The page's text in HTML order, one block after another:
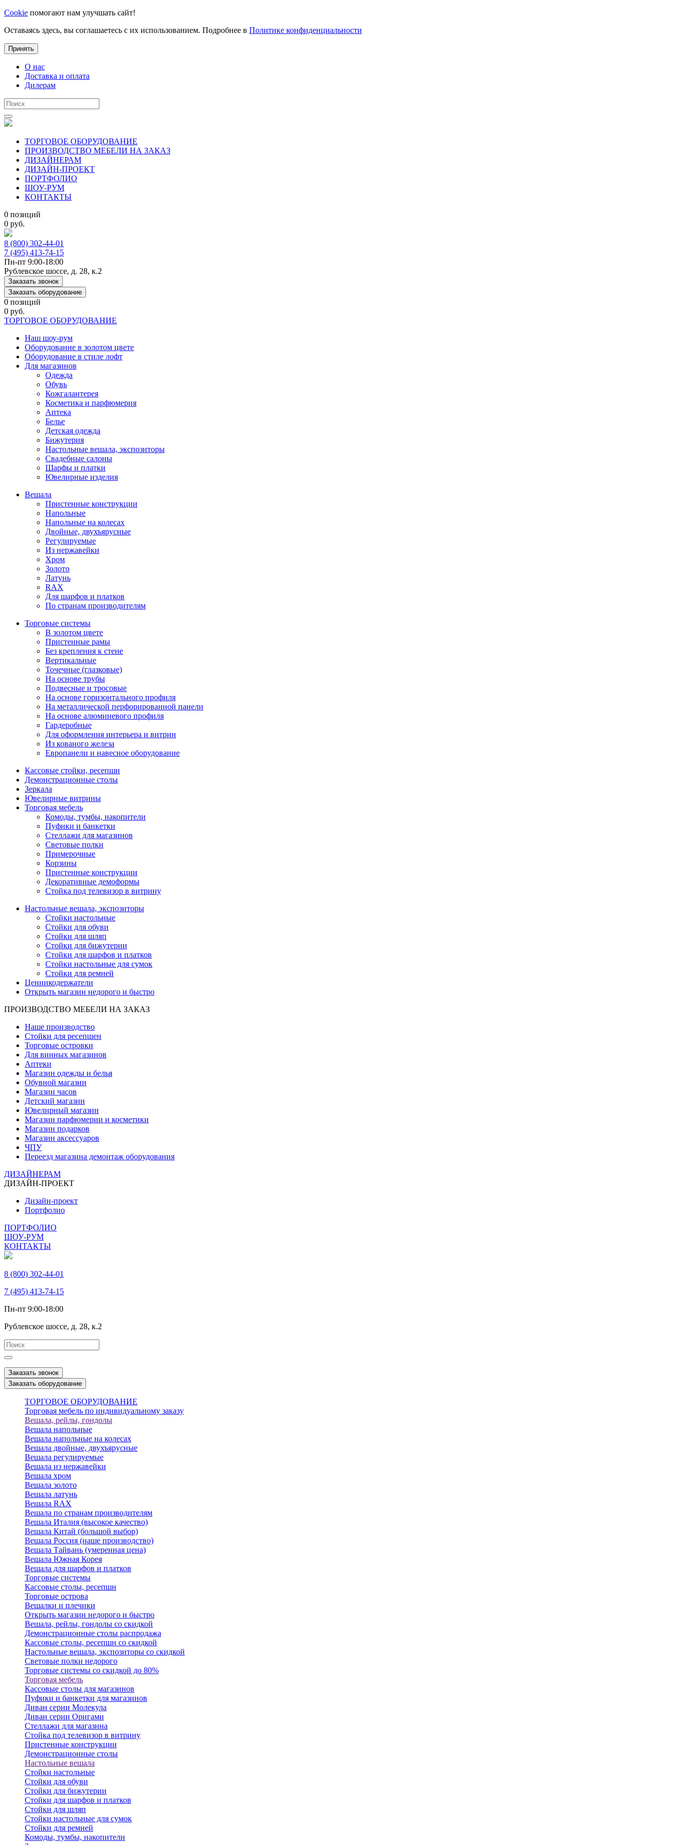
Cookie помогают нам улучшать сайт!
Оставаясь здесь, вы соглашаетесь с их использованием. Подробнее в Политике конфиденциальности
Принять
О нас
Доставка и оплата
Дилерам
ТОРГОВОЕ ОБОРУДОВАНИЕ
ПРОИЗВОДСТВО МЕБЕЛИ НА ЗАКАЗ
ДИЗАЙНЕРАМ
ДИЗАЙН-ПРОЕКТ
ПОРТФОЛИО
ШОУ-РУМ
КОНТАКТЫ
0 позиций
0 руб.
8 (800) 302-44-01
7 (495) 413-74-15
Пн-пт 9:00-18:00
Рублевское шоссе, д. 28, к.2
Заказать звонок
Заказать оборудование
0 позиций
0 руб.
ТОРГОВОЕ ОБОРУДОВАНИЕ
Наш шоу-рум
Оборудование в золотом цвете
Оборудование в стиле лофт
Для магазинов
Одежда
Обувь
Кожгалантерея
Косметика и парфюмерия
Аптека
Белье
Детская одежда
Бижутерия
Настольные вешала, экспозиторы
Свадебные салоны
Шарфы и платки
Ювелирные изделия
Вешала
Пристенные конструкции
Напольные
Напольные на колесах
Двойные, двухъярусные
Регулируемые
Из нержавейки
Хром
Золото
Латунь
RAX
Для шарфов и платков
По странам производителям
Торговые системы
В золотом цвете
Пристенные рамы
Без крепления к стене
Вертикальные
Точечные (глазковые)
На основе трубы
Подвесные и тросовые
На основе горизонтального профиля
На металлической перфорированной панели
На основе алюминевого профиля
Гардеробные
Для оформления интерьера и витрин
Из кованого железа
Европанели и навесное оборудование
Кассовые стойки, ресепшн
Демонстрационные столы
Зеркала
Ювелирные витрины
Торговая мебель
Комоды, тумбы, накопители
Пуфики и банкетки
Стеллажи для магазинов
Световые полки
Примерочные
Корзины
Пристенные конструкции
Декоративные демоформы
Стойка под телевизор в витрину
Настольные вешала, экспозиторы
Стойки настольные
Стойки для обуви
Стойки для шляп
Стойки для бижутерии
Стойки для шарфов и платков
Стойки настольные для сумок
Стойки для ремней
Ценникодержатели
Открыть магазин недорого и быстро
ПРОИЗВОДСТВО МЕБЕЛИ НА ЗАКАЗ
Наше производство
Стойки для ресепшен
Торговые островки
Для винных магазинов
Аптеки
Магазин одежды и белья
Обувной магазин
Магазин часов
Детский магазин
Ювелирный магазин
Магазин парфюмерии и косметики
Магазин подарков
Магазин аксессуаров
ЧПУ
Переезд магазина демонтаж оборудования
ДИЗАЙНЕРАМ
ДИЗАЙН-ПРОЕКТ
Дизайн-проект
Портфолио
ПОРТФОЛИО
ШОУ-РУМ
КОНТАКТЫ
8 (800) 302-44-01
7 (495) 413-74-15
Пн-пт 9:00-18:00
Рублевское шоссе, д. 28, к.2
Заказать звонок
Заказать оборудование
ТОРГОВОЕ ОБОРУДОВАНИЕ
Торговая мебель по индивидуальному заказу
Вешала, рейлы, гондолы
Вешала напольные
Вешала напольные на колесах
Вешала двойные, двухъярусные
Вешала регулируемые
Вешала из нержавейки
Вешала хром
Вешала золото
Вешала латунь
Вешала RAX
Вешала по странам производителям
Вешала Италия (высокое качество)
Вешала Китай (большой выбор)
Вешала Россия (наше производство)
Вешала Тайвань (умеренная цена)
Вешала Южная Корея
Вешала для шарфов и платков
Торговые системы
Кассовые столы, ресепшн
Торговые острова
Вешалки и плечики
Открыть магазин недорого и быстро
Вешала, рейлы, гондолы со скидкой
Демонстрационные столы распродажа
Кассовые столы, ресепшн со скидкой
Настольные вешала, экспозиторы со скидкой
Световые полки недорого
Торговые системы со скидкой до 80%
Торговая мебель
Кассовые столы для магазинов
Пуфики и банкетки для магазинов
Диван серии Молекула
Диван серии Оригами
Стеллажи для магазина
Стойка под телевизор в витрину
Пристенные конструкции
Демонстрационные столы
Настольные вешала
Стойки настольные
Стойки для обуви
Стойки для бижутерии
Стойки для шарфов и платков
Стойки для шляп
Стойки настольные для сумок
Стойки для ремней
Комоды, тумбы, накопители